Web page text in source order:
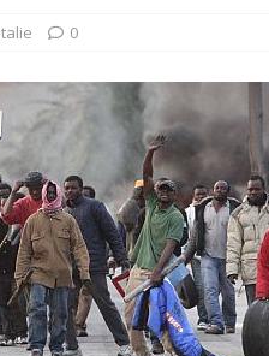
comptent: l’urgence de la
Italie 0